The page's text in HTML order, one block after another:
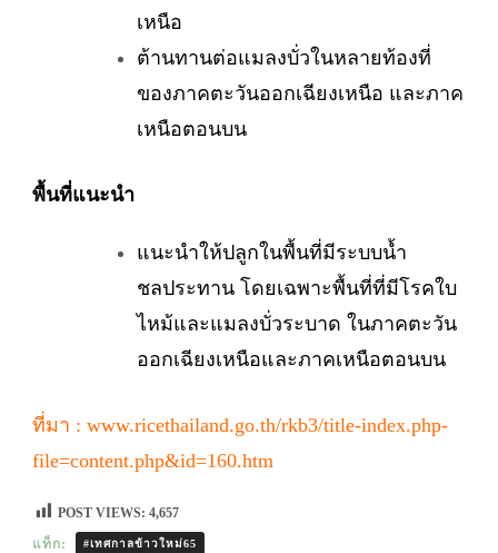
เหนือ
ต้านทานต่อแมลงบั่วในหลายท้องที่
ของภาคตะวันออกเฉียงเหนือ และภาค
เหนือตอนบน
พื้นที่แนะนำ
แนะนำให้ปลูกในพื้นที่มีระบบน้ำ
ชลประทาน โดยเฉพาะพื้นที่ที่มีโรคใบ
ไหม้และแมลงบั่วระบาด ในภาคตะวัน
ออกเฉียงเหนือและภาคเหนือตอนบน
ที่มา : www.ricethailand.go.th/rkb3/title-index.php-
file=content.php&id=160.htm
POST VIEWS: 4,657
แท็ก:
#เทศกาลข้าวใหม่65